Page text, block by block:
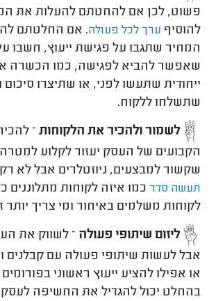
פשוט, לכן אם להחטתם להעלות את
להוסיף ערך לכל פעולה. אם החלטתם
המחיר שתגבו על פגישת ייעוץ, חשבו
שאפשר להביא לפגישה, כמו הכשרה
ייחודית שתעשו לפני, או שתיצרו
שתשלחו ללקוח.
לשמור ולהכיר את הלקוחות –
הקבועים של העסק יעזור לקלוע
שקשור למבצעים, ניוזטלרים אבל לא
תעשה סדר כמו איזה לקוחות מתלוננים
לקוחות משלמים באיחור ומי צריך יותר
ליזום שיתופי פעולה – לשווק את
אבל לעשות שיתופי פעולה עם קבלנים
או אפילו להציע ייעוץ ראשוני
בהחלט יכול להגדיל את החשיפה לעסק